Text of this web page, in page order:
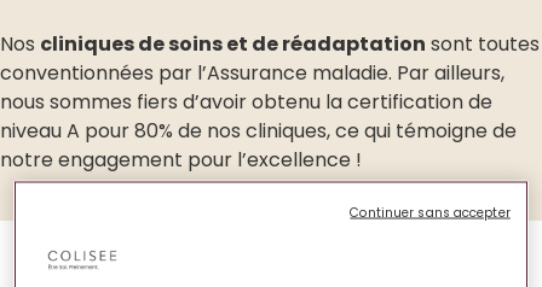
Nos cliniques de soins et de réadaptation sont toutes
conventionnées par l’Assurance maladie. Par ailleurs,
nous sommes fiers d’avoir obtenu la certification de
niveau A pour 80% de nos cliniques, ce qui témoigne de
notre engagement pour l’excellence !
Continuer sans accepter